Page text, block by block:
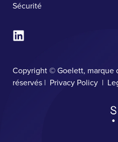
Sécurité ​
Copyright © Goelett, marque
réservés |
Privacy Policy